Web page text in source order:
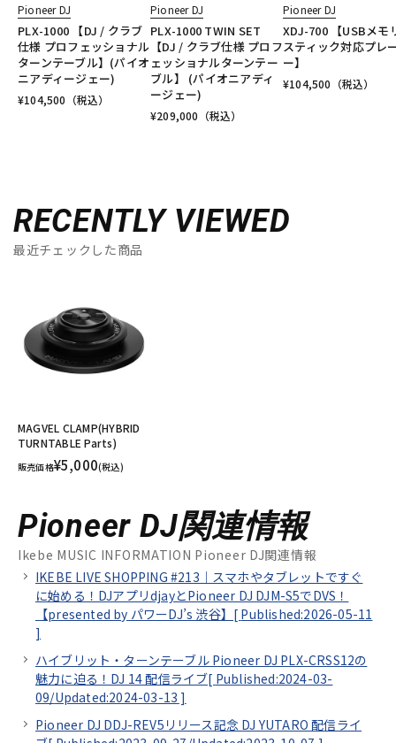
Pioneer DJ
PLX-1000 【DJ / クラブ
仕様 プロフェッショナル
ターンテーブル】(パイオ
ニアディージェー)
¥104,500 （税込）
Pioneer DJ
PLX-1000 TWIN SET
【DJ / クラブ仕様 プロフ
ェッショナルターンテー
ブル】 (パイオニアディ
ージェー)
¥209,000 （税込）
Pioneer DJ
XDJ-700 【USBメモ
スティック対応プレ
ー】
¥104,500 （税込）
RECENTLY VIEWED
最近チェックした商品
MAGVEL CLAMP(HYBRID
TURNTABLE Parts)
販売価格¥5,000(税込)
Pioneer DJ関連情報
Ikebe MUSIC INFORMATION Pioneer DJ関連情報
IKEBE LIVE SHOPPING #213｜スマホやタブレットですぐ
に始める！DJアプリdjayとPioneer DJ DJM-S5でDVS！
【presented by パワーDJ’s 渋谷】[ Published:2026-05-11
]
ハイブリット・ターンテーブル Pioneer DJ PLX-CRSS12の
魅力に迫る！DJ 14 配信ライブ[ Published:2024-03-
09/Updated:2024-03-13 ]
Pioneer DJ DDJ-REV5リリース記念 DJ YUTARO 配信ライ